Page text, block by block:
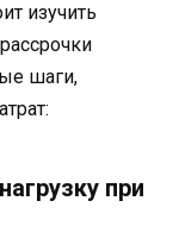
изучить
шаги,
при